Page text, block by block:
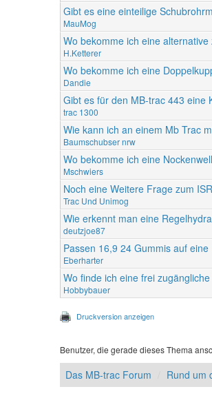
Gibt es eine einteilige
MauMog
Wo bekomme ich eine
H.Ketterer
Wo bekomme ich eine
Dandie
Gibt es für den MB-trac 443 eine
trac 1300
Wie kann ich an einem Mb Trac
Baumschubser nrw
Wo bekomme ich eine
Mschwiers
Noch eine Weitere Frage zum
Trac Und Unimog
Wie erkennt man eine
deutzjoe87
Passen 16,9 24 Gummis auf
Eberharter
Wo finde ich eine frei
Hobbybauer
Druckversion anzeigen
Benutzer, die gerade dieses Thema
Das MB-trac Forum Rund um